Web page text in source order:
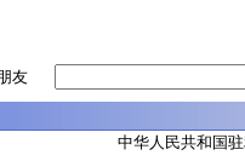
友
中华人民共和国